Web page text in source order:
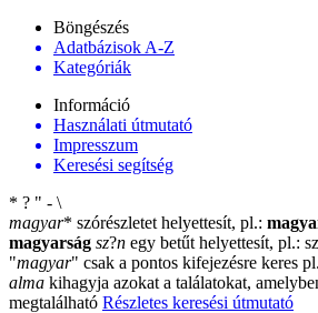
Böngészés
Adatbázisok A-Z
Kategóriák
Információ
Használati útmutató
Impresszum
Keresési segítség
* ? " - \
magyar* szórészletet helyettesít, pl.:
magyarság sz?n egy betűt helyettesít, pl.: sz
"magyar" csak a pontos kifejezésre keres pl.
alma kihagyja azokat a találatokat,
megtalálható Részletes keresési útmutató